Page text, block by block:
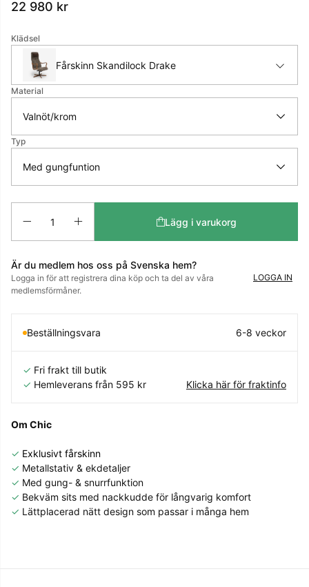
22 980 kr
Klädsel
Fårskinn Skandilock Drake
Material
Typ
Lägg i varukorg
Är du medlem hos oss på Svenska hem?
Logga in för att registrera dina köp och ta del av våra
medlemsförmåner.
LOGGA IN
Beställningsvara 6-8 veckor
✓ Fri frakt till butik
✓ Hemleverans från 595 kr Klicka här för fraktinfo
Om Chic
✓ Exklusivt fårskinn
✓ Metallstativ & ekdetaljer
✓ Med gung- & snurrfunktion
✓ Bekväm sits med nackkudde för långvarig komfort
✓ Lättplacerad nätt design som passar i många hem